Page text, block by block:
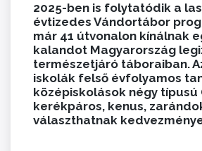
2025-ben is folytatódik a
évtizedes Vándortábor
már 41 útvonalon kínálnak
kalandot Magyarország
természetjáró táboraiban.
iskolák felső évfolyamos
középiskolások négy típusú
kerékpáros, kenus,
választhatnak